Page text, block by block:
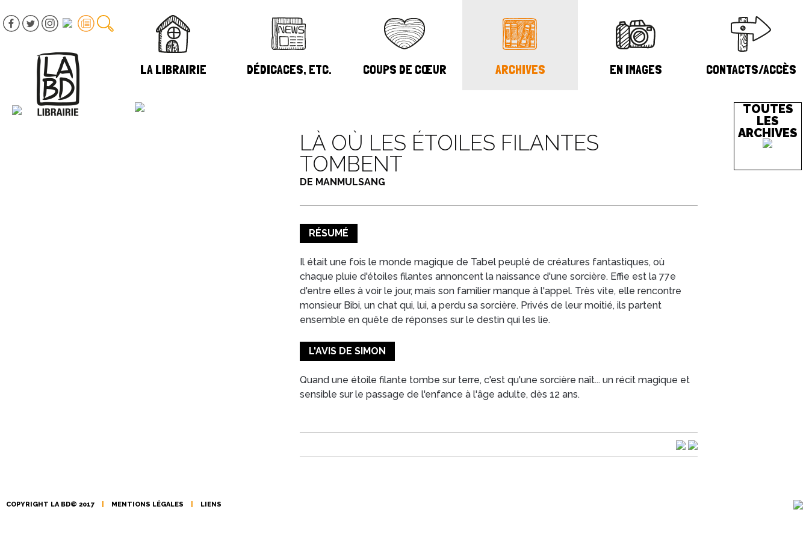
LA LIBRAIRIE DÉDICACES, ETC. COUPS DE CŒUR ARCHIVES EN IMAGES CONTACTS/ACCÈS
LÀ OÙ LES ÉTOILES FILANTES
TOMBENT
DE MANMULSANG
RÉSUMÉ
Il était une fois le monde magique de Tabel peuplé de créatures fantastiques, où
chaque pluie d'étoiles filantes annoncent la naissance d'une sorcière. Effie est la 77e
d'entre elles à voir le jour, mais son familier manque à l'appel. Très vite, elle rencontre
monsieur Bibi, un chat qui, lui, a perdu sa sorcière. Privés de leur moitié, ils partent
ensemble en quête de réponses sur le destin qui les lie.
L'AVIS DE SIMON
Quand une étoile filante tombe sur terre, c'est qu'une sorcière naît... un récit magique et
sensible sur le passage de l'enfance à l'âge adulte, dès 12 ans.
TOUTES
LES
ARCHIVES
COPYRIGHT LA BD© 2017 MENTIONS LÉGALES LIENS